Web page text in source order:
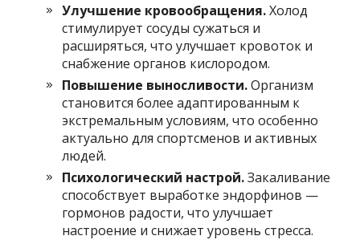
Улучшение кровообращения.Холод
стимулирует сосуды сужаться и
расширяться, что улучшает кровоток и
снабжение органов кислородом.
Повышение выносливости.Организм
становится более адаптированным к
экстремальным условиям, что особенно
актуально для спортсменов и активных
людей.
Психологический настрой.Закаливание
способствует выработке эндорфинов —
гормонов радости, что улучшает
настроение и снижает уровень стресса.